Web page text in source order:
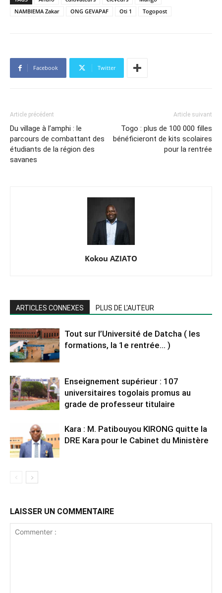
NAMBIEMA Zakar
ONG GEVAPAF Oti 1 Togopost
Facebook Twitter
Article précédent
Du village à l’amphi : le
parcours de combattant des
étudiants de la région des
savanes
Article suivant
Togo : plus de 100 000 filles
bénéficieront de kits scolaires
pour la rentrée
Kokou AZIATO
ARTICLES CONNEXES PLUS DE L'AUTEUR
Tout sur l’Université de Datcha ( les
formations, la 1e rentrée… )
Enseignement supérieur : 107
universitaires togolais promus au
grade de professeur titulaire
Kara : M. Patibouyou KIRONG quitte la
DRE Kara pour le Cabinet du Ministère
LAISSER UN COMMENTAIRE